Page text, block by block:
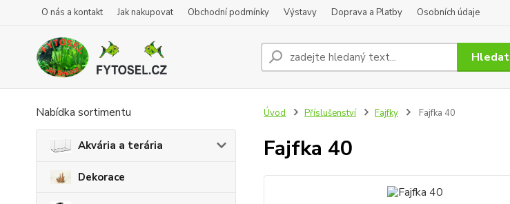
O nás a kontakt Jak nakupovat Obchodní podmínky Výstavy Doprava a Platby Osobních údaje
Hledat
Nabídka sortimentu
Akvária a terária
Dekorace
Úvod Příslušenství Fajfky Fajfka 40
Fajfka 40